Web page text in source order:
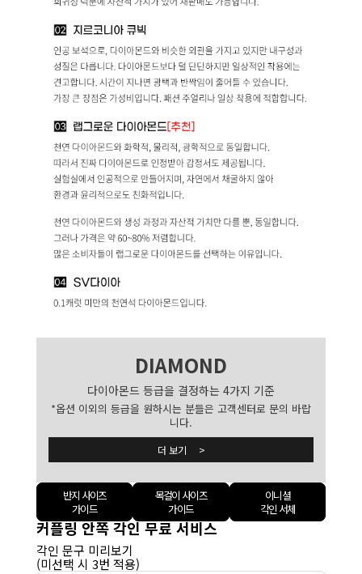
DIAMOND
다이아몬드 등급을 결정하는 4가지 기준
*옵션 이외의 등급을 원하시는 분들은 고객센터로 문의 바랍
니다.
더 보기 >
반지 사이즈
가이드
목걸이 사이즈
가이드
이니셜
각인 서체
커플링 안쪽 각인 무료 서비스
각인 문구 미리보기
(미선택 시 3번 적용)